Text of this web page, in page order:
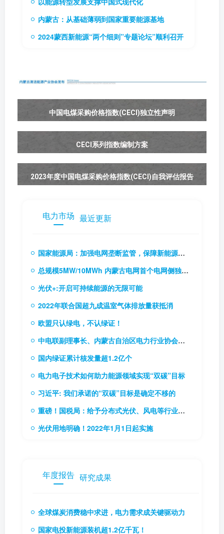
内蒙古：从基础薄弱到国家重要能源基地
2024蒙西新能源“两个细则”专题论坛”顺利召开
中国电煤采购价格指数(CECI)独立性声明
CECI系列指数编制方案
2023年度中国电煤采购价格指数(CECI)自我评估报告
电力市场 最近更新
国家能源局：加强电网垄断监管，保障新能源和新型主体接入电网
总规模5MW/10MWh 内蒙古电网首个电网侧独立储能电站成功并网
光伏+:开启可持续能源的无限可能
2022年联合国超九成温室气体排放量获抵消
欧盟只认绿电，不认绿证！
中电联副理事长、内蒙古自治区电力行业协会理事长贾振国率队到访协会
国内绿证累计核发量超1.2亿个
电力电子技术如何助力能源领域实现“双碳”目标
习近平: 我们承诺的“双碳”目标是确定不移的
重磅！国税局：给予分布式光伏、风电等行业税费优惠（附56项税费优惠政策）
光伏用地明确！2022年1月1日起实施
年度报告 研究成果
全球煤炭消费稳中求进，电力需求成关键驱动力
国家电投新能源装机超1.2亿千瓦！